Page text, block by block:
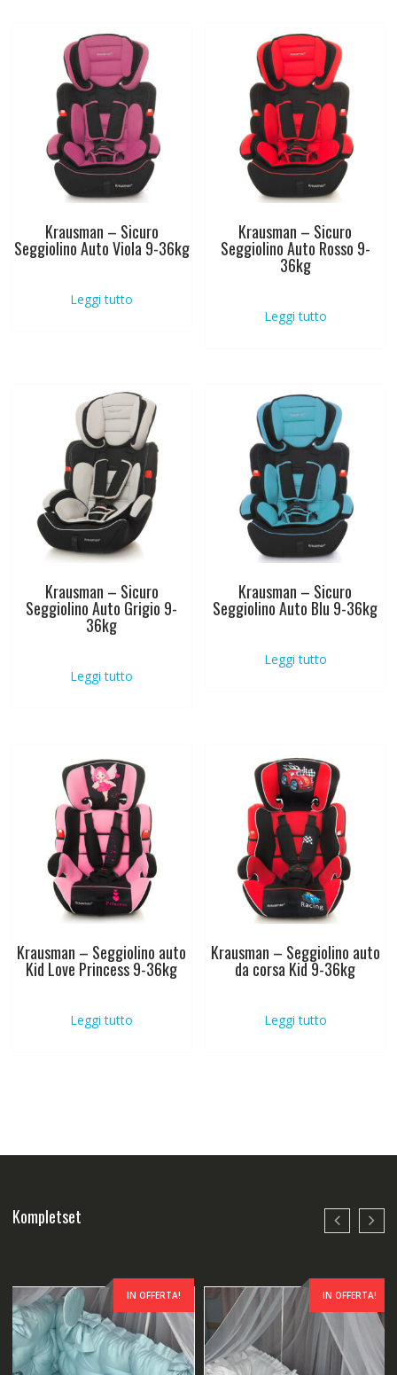
Krausman – Sicuro
Seggiolino Auto Viola 9-36kg
Leggi tutto
Krausman – Sicuro
Seggiolino Auto Rosso 9-
36kg
Leggi tutto
Krausman – Sicuro
Seggiolino Auto Grigio 9-
36kg
Leggi tutto
Krausman – Sicuro
Seggiolino Auto Blu 9-36kg
Leggi tutto
Krausman – Seggiolino auto
Kid Love Princess 9-36kg
Leggi tutto
Krausman – Seggiolino auto
da corsa Kid 9-36kg
Leggi tutto
Kompletset
IN OFFERTA! IN OFFERTA!